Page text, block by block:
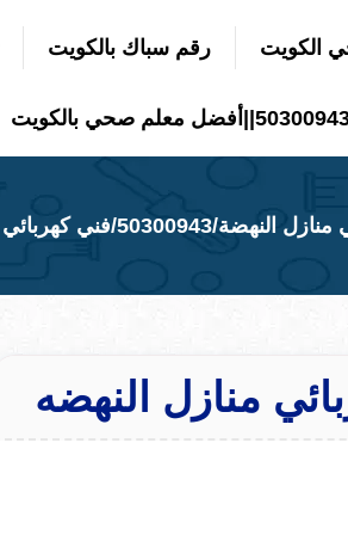
الكويت رقم سباك بالكويت
50300943/فني كهربائي منازل النهضه